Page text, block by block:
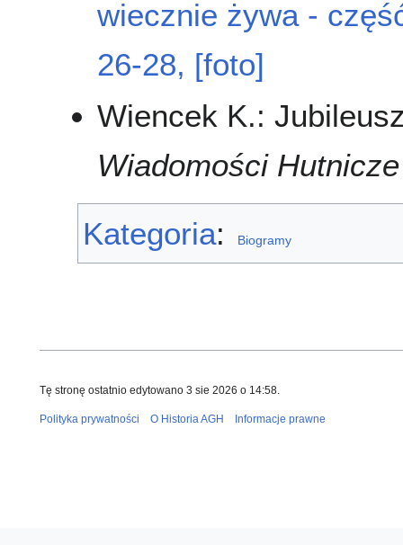
wiecznie żywa -
26-28, [foto]
Wiencek K.:
Wiadomości Hutnicze
Kategoria: Biogramy
Tę stronę ostatnio edytowano 3 sie 2026 o 14:58.
Polityka prywatności O Historia AGH Informacje prawne